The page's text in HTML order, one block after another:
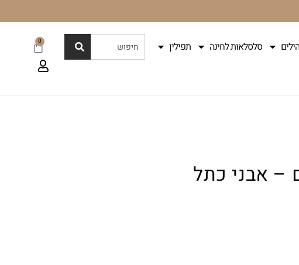
סלסלאות לחינה
תפילין
0
אבני כתל